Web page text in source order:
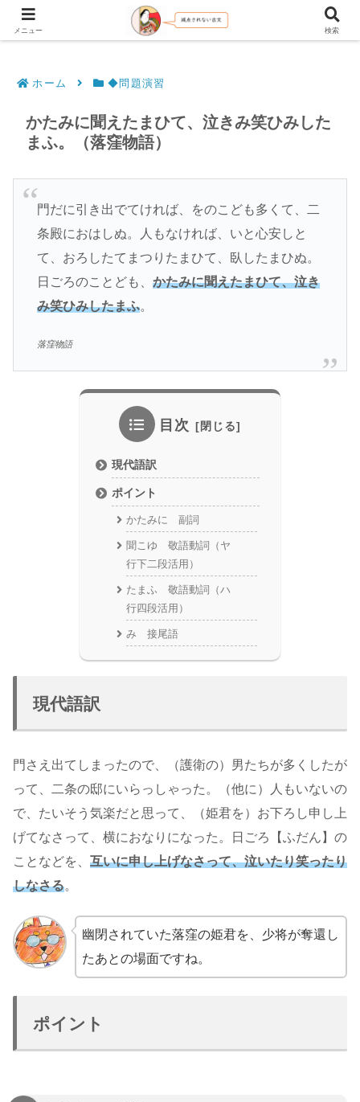
文法解説・逐語訳（現代語訳・口語訳）
ホーム ◆問題演習
かたみに聞えたまひて、泣きみ笑ひみした
まふ。（落窪物語）
門だに引き出でてければ、をのこども多くて、二
条殿におはしぬ。人もなければ、いと心安しと
て、おろしたてまつりたまひて、臥したまひぬ。
日ごろのことども、 かたみに聞えたまひて、泣き
み笑ひみしたまふ。
落窪物語
目次
現代語訳
ポイント
かたみに 副詞
聞こゆ 敬語動詞（ヤ
行下二段活用）
たまふ 敬語動詞（ハ
行四段活用）
み 接尾語
現代語訳
門さえ出てしまったので、（護衛の）男たちが多くしたが
って、二条の邸にいらっしゃった。（他に）人もいないの
で、たいそう気楽だと思って、（姫君を）お下ろし申し上
げてなさって、横におなりになった。日ごろ【ふだん】の
ことなどを、 互いに申し上げなさって、泣いたり笑ったり
しなさる。
幽閉されていた落窪の姫君を、少将が奪還し
たあとの場面ですね。
ポイント
メニュー 検索